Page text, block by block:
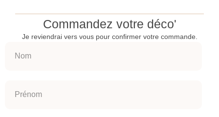
Commandez votre déco'
Je reviendrai vers vous pour confirmer votre commande.